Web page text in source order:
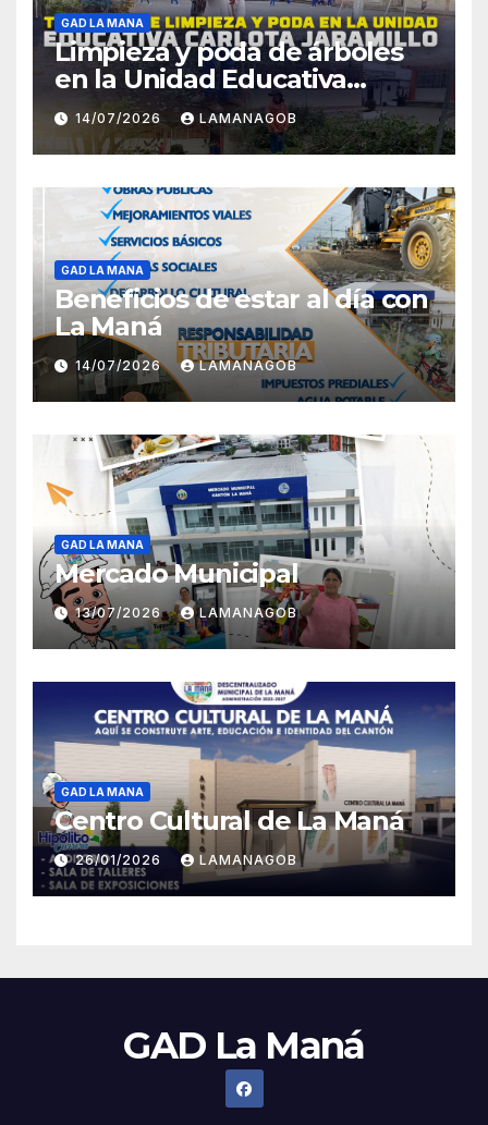
GAD LA MANA
Limpieza y poda de árboles
en la Unidad Educativa
Carlota Jaramillo
14/07/2026 LAMANAGOB
GAD LA MANA
Beneficios de estar al día con
La Maná
14/07/2026 LAMANAGOB
GAD LA MANA
Mercado Municipal
13/07/2026 LAMANAGOB
GAD LA MANA
Centro Cultural de La Maná
26/01/2026 LAMANAGOB
GAD La Maná